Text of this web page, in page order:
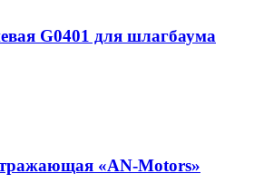
G0401 для шлагбаума
«AN-Motors»